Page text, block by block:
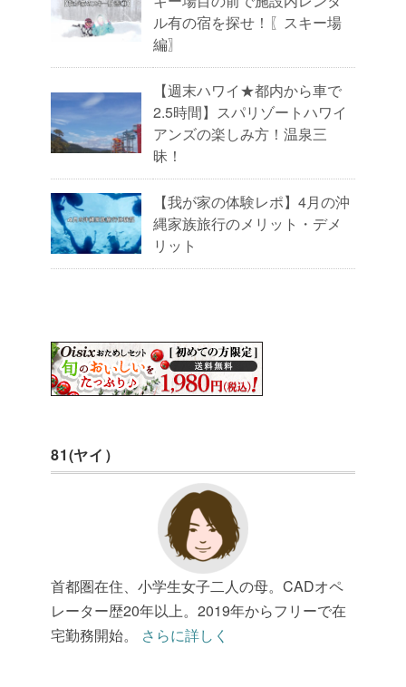
ル有の宿を探せ！〖スキー場
編〗
【週末ハワイ★都内から車で
2.5時間】スパリゾートハワイ
アンズの楽しみ方！温泉三
昧！
【我が家の体験レポ】4月の沖
縄家族旅行のメリット・デメ
リット
81(ヤイ）
首都圏在住、小学生女子二人の母。CADオペ
レーター歴20年以上。2019年からフリーで在
宅勤務開始。 さらに詳しく